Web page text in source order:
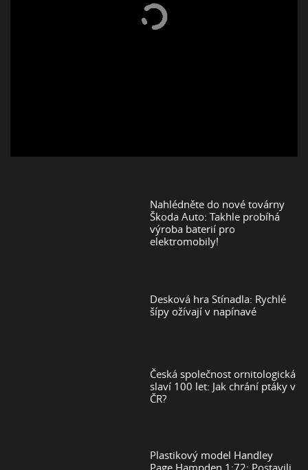
Nahlédněte do nové továrny
Škoda Auto: Takhle probíhá
výroba baterií pro
elektromobily!
Desková hra Stínadla: Rychlé
šípy ožívají v napínavé
Česká společnost ornitologická
slaví 100 let: Jak chrání ptáky v
ČR?
Plastikový model Handley